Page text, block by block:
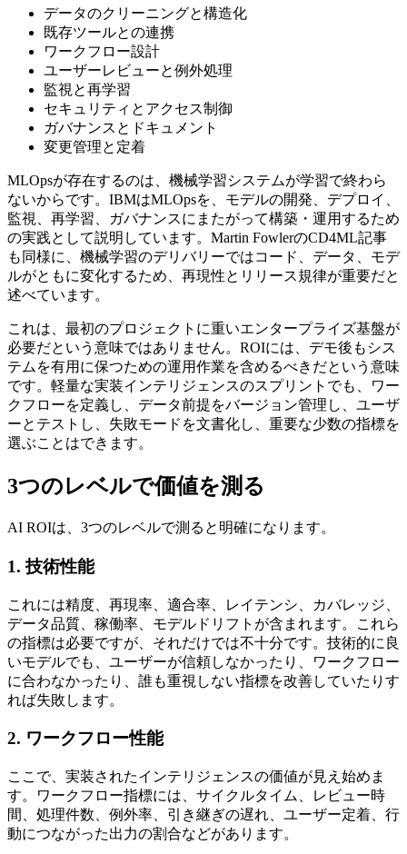
データのクリーニングと構造化
既存ツールとの連携
ワークフロー設計
ユーザーレビューと例外処理
監視と再学習
セキュリティとアクセス制御
ガバナンスとドキュメント
変更管理と定着
MLOpsが存在するのは、機械学習システムが学習で終わら
ないからです。IBMはMLOpsを、モデルの開発、デプロイ、
監視、再学習、ガバナンスにまたがって構築・運用するため
の実践として説明しています。Martin FowlerのCD4ML記事
も同様に、機械学習のデリバリーではコード、データ、モデ
ルがともに変化するため、再現性とリリース規律が重要だと
述べています。
これは、最初のプロジェクトに重いエンタープライズ基盤が
必要だという意味ではありません。ROIには、デモ後もシス
テムを有用に保つための運用作業を含めるべきだという意味
です。軽量な実装インテリジェンスのスプリントでも、ワー
クフローを定義し、データ前提をバージョン管理し、ユーザ
ーとテストし、失敗モードを文書化し、重要な少数の指標を
選ぶことはできます。
3つのレベルで価値を測る
AI ROIは、3つのレベルで測ると明確になります。
1. 技術性能
これには精度、再現率、適合率、レイテンシ、カバレッジ、
データ品質、稼働率、モデルドリフトが含まれます。これら
の指標は必要ですが、それだけでは不十分です。技術的に良
いモデルでも、ユーザーが信頼しなかったり、ワークフロー
に合わなかったり、誰も重視しない指標を改善していたりす
れば失敗します。
2. ワークフロー性能
ここで、実装されたインテリジェンスの価値が見え始めま
す。ワークフロー指標には、サイクルタイム、レビュー時
間、処理件数、例外率、引き継ぎの遅れ、ユーザー定着、行
動につながった出力の割合などがあります。